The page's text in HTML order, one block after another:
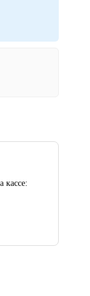
кассе: